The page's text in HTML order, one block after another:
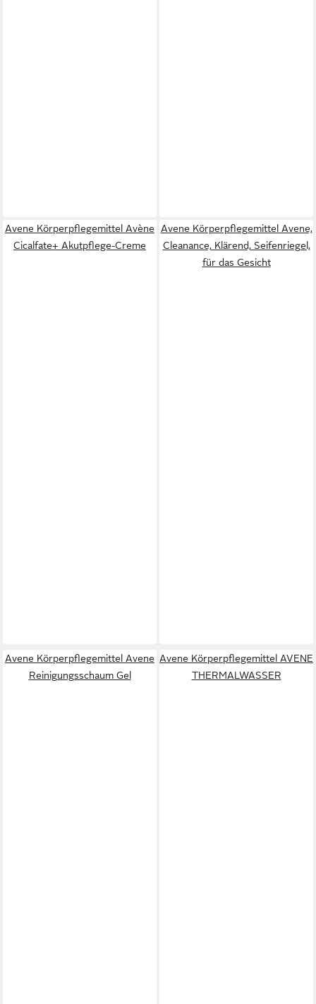
Avene Körperpflegemittel Avène
Cicalfate+ Akutpflege-Creme
Avene Körperpflegemittel Avene,
Cleanance, Klärend, Seifenriegel,
für das Gesicht
Avene Körperpflegemittel Avene
Reinigungsschaum Gel
Avene Körperpflegemittel AVENE
THERMALWASSER